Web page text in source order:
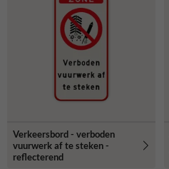
Verkeersbord - verboden
vuurwerk af te steken -
reflecterend